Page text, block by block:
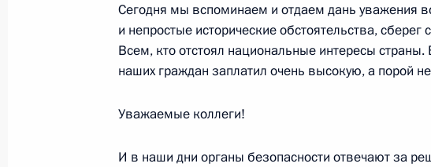
22 декабря 2005 года, четверг
Вступительное слово на заседании Совета
по вопросу о роли России в обеспечении
энергетической безопасности
Сегодня мы вспоминаем и отдаем дань уважения
и непростые исторические обстоятельства,
Всем, кто отстоял национальные интересы
наших граждан заплатил очень высокую, а порой
Уважаемые коллеги!
И в наши дни органы безопасности отвечают за